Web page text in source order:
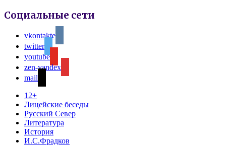
Социальные сети
vkontakte
twitter
youtube
zen-yandex
mail
12+
Лицейские беседы
Русский Север
Литература
История
И.С.Фрадков